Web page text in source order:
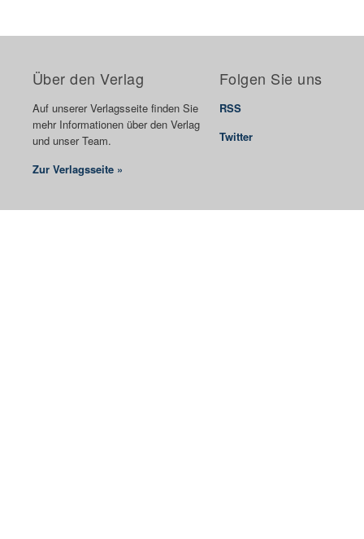
Über den Verlag
Auf unserer Verlagsseite finden Sie
mehr Informationen über den Verlag
und unser Team.
Zur Verlagsseite »
Folgen Sie uns
RSS
Twitter